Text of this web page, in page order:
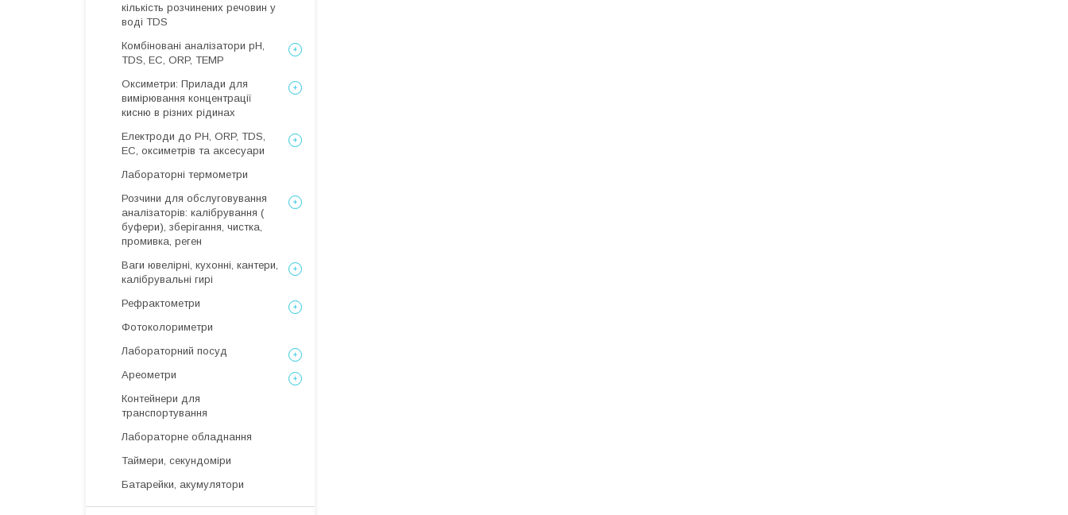
кількість розчинених речовин у
воді TDS
Комбіновані аналізатори pH,
TDS, EC, ORP, TEMP
Оксиметри: Прилади для
вимірювання концентрації
кисню в різних рідинах
Електроди до PH, ORP, TDS,
EC, оксиметрів та аксесуари
Лабораторні термометри
Розчини для обслуговування
аналізаторів: калібрування (
буфери), зберігання, чистка,
промивка, реген
Ваги ювелірні, кухонні, кантери,
калібрувальні гирі
Рефрактометри
Фотоколориметри
Лабораторний посуд
Ареометри
Контейнери для
транспортування
Лабораторне обладнання
Таймери, секундоміри
Батарейки, акумулятори